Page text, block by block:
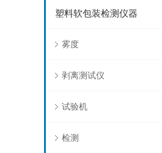
塑料软包装检测仪器
雾度
剥离测试仪
试验机
检测